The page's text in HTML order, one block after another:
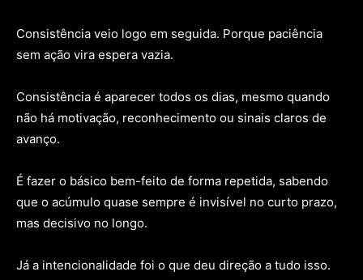
Consistência veio logo em seguida. Porque paciência
sem ação vira espera vazia.
Consistência é aparecer todos os dias, mesmo quando
não há motivação, reconhecimento ou sinais claros de
avanço.
É fazer o básico bem-feito de forma repetida, sabendo
que o acúmulo quase sempre é invisível no curto prazo,
mas decisivo no longo.
Já a intencionalidade foi o que deu direção a tudo isso.